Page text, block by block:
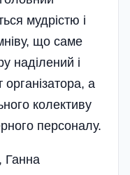
мудрістю і
що саме
наді­лений і
а
колективу
персоналу.
Ганна